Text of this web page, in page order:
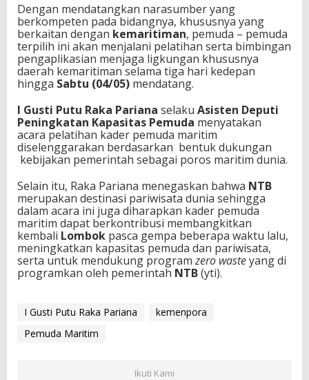
Dengan mendatangkan narasumber yang
berkompeten pada bidangnya, khususnya yang
berkaitan dengan kemaritiman, pemuda – pemuda
terpilih ini akan menjalani pelatihan serta bimbingan
pengaplikasian menjaga ligkungan khususnya
daerah kemaritiman selama tiga hari kedepan
hingga Sabtu (04/05) mendatang.
I Gusti Putu Raka Pariana selaku Asisten Deputi
Peningkatan Kapasitas Pemuda menyatakan
acara pelatihan kader pemuda maritim
diselenggarakan berdasarkan bentuk dukungan
kebijakan pemerintah sebagai poros maritim dunia.
Selain itu, Raka Pariana menegaskan bahwa NTB
merupakan destinasi pariwisata dunia sehingga
dalam acara ini juga diharapkan kader pemuda
maritim dapat berkontribusi membangkitkan
kembali Lombok pasca gempa beberapa waktu lalu,
meningkatkan kapasitas pemuda dan pariwisata,
serta untuk mendukung programzero wasteyang di
programkan oleh pemerintah NTB(yti).
I Gusti Putu Raka Pariana
kemenpora
Pemuda Maritim
Ikuti Kami